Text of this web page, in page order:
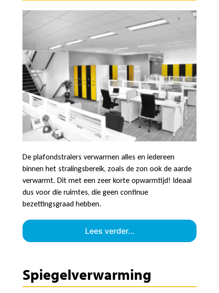
De plafondstralers verwarmen alles en iedereen
binnen het stralingsbereik, zoals de zon ook de aarde
verwarmt. Dit met een zeer korte opwarmtijd! Ideaal
dus voor die ruimtes, die geen continue
bezettingsgraad hebben.
Lees verder…
Spiegelverwarming